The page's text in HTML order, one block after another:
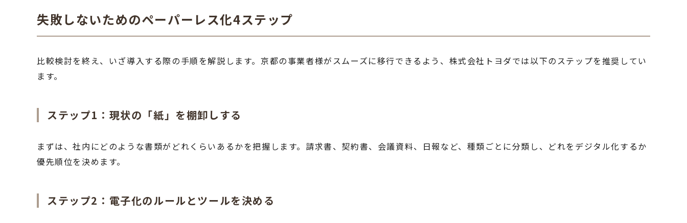
失敗しないためのペーパーレス化4ステップ
比較検討を終え、いざ導入する際の手順を解説します。京都の事業者様がスムーズに移行できるよう、株式会社トヨダでは以下のステップを推奨してい
ます。
ステップ1：現状の「紙」を棚卸しする
まずは、社内にどのような書類がどれくらいあるかを把握します。請求書、契約書、会議資料、日報など、種類ごとに分類し、どれをデジタル化するか
優先順位を決めます。
ステップ2：電子化のルールとツールを決める